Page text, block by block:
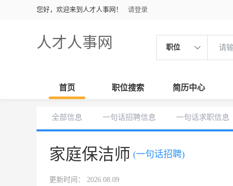
您好，欢迎来到人才人事网！ 请登录
人才人事网 职位
首页 职位搜索 简历中心
全部信息 一句话招聘信息 一句话求职信息
家庭保洁师 (一句话招聘)
更新时间： 2026.08.09